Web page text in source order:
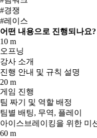
#경쟁
#레이스
어떤 내용으로 진행되나요?
10 m
오프닝
강사 소개
진행 안내 및 규칙 설명
20 m
게임 진행
팀 짜기 및 역할 배정
팀별 배팅, 무역, 플레이
아이스브레이킹을 위한 미
60 m